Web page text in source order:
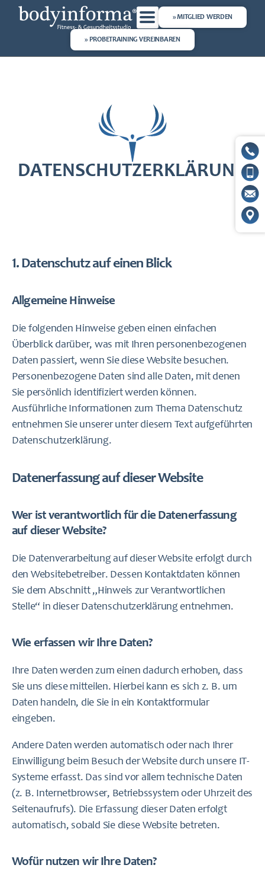
» MITGLIED WERDEN
» PROBETRAINING VEREINBAREN
DATENSCHUTZERKLÄRUNG
1. Datenschutz auf einen Blick
Allgemeine Hinweise
Die folgenden Hinweise geben einen einfachen
Überblick darüber, was mit Ihren personenbezogenen
Daten passiert, wenn Sie diese Website besuchen.
Personenbezogene Daten sind alle Daten, mit denen
Sie persönlich identifiziert werden können.
Ausführliche Informationen zum Thema Datenschutz
entnehmen Sie unserer unter diesem Text aufgeführten
Datenschutzerklärung.
Datenerfassung auf dieser Website
Wer ist verantwortlich für die Datenerfassung
auf dieser Website?
Die Datenverarbeitung auf dieser Website erfolgt durch
den Websitebetreiber. Dessen Kontaktdaten können
Sie dem Abschnitt „Hinweis zur Verantwortlichen
Stelle“ in dieser Datenschutzerklärung entnehmen.
Wie erfassen wir Ihre Daten?
Ihre Daten werden zum einen dadurch erhoben, dass
Sie uns diese mitteilen. Hierbei kann es sich z. B. um
Daten handeln, die Sie in ein Kontaktformular
eingeben.
Andere Daten werden automatisch oder nach Ihrer
Einwilligung beim Besuch der Website durch unsere IT-
Systeme erfasst. Das sind vor allem technische Daten
(z. B. Internetbrowser, Betriebssystem oder Uhrzeit des
Seitenaufrufs). Die Erfassung dieser Daten erfolgt
automatisch, sobald Sie diese Website betreten.
Wofür nutzen wir Ihre Daten?